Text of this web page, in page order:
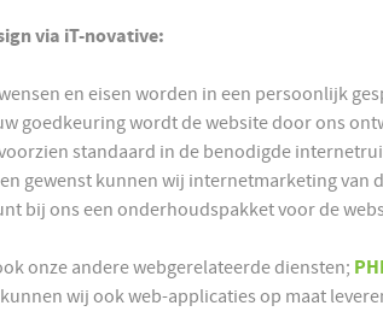
via iT-novative:
en eisen worden in een persoonlijk
goedkeuring wordt de website door ons
standaard in de benodigde
gewenst kunnen wij internetmarketing van
bij ons een onderhoudspakket voor de
onze andere webgerelateerde diensten;
wij ook web-applicaties op maat